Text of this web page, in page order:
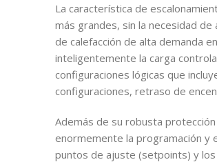
La característica de
más grandes, sin la necesidad
de calefacción de alta demanda
inteligentemente la carga
configuraciones lógicas que
configuraciones, retraso de
Además de su robusta
enormemente la programación y
puntos de ajuste (setpoints) y